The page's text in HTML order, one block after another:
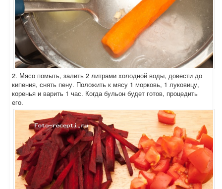
2. Мясо помыть, залить 2 литрами холодной воды, довести до
кипения, снять пену. Положить к мясу 1 морковь, 1 луковицу,
коренья и варить 1 час. Когда бульон будет готов, процедить
его.